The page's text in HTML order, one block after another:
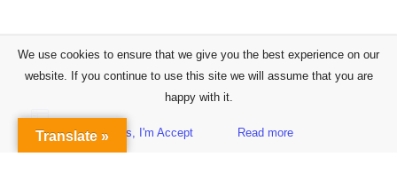
Sidebar
We use cookies to ensure that we give you the best experience on our
website. If you continue to use this site we will assume that you are
happy with it.
Yes, I'm Accept Read more
Translate »